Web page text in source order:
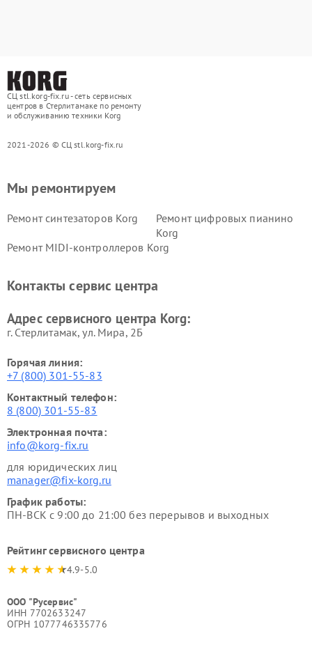
СЦ stl.korg-fix.ru - сеть сервисных
центров в Стерлитамаке по ремонту
и обслуживанию техники Korg
2021-2026 © СЦ stl.korg-fix.ru
Мы ремонтируем
Ремонт синтезаторов Korg
Ремонт цифровых пианино
Korg
Ремонт MIDI-контроллеров Korg
Контакты сервис центра
Адрес сервисного центра Korg:
г. Стерлитамак, ул. Мира, 2Б
Горячая линия:
+7 (800) 301-55-83
Контактный телефон:
8 (800) 301-55-83
Электронная почта:
info@korg-fix.ru
для юридических лиц
manager@fix-korg.ru
График работы:
ПН-ВСК с 9:00 до 21:00 без перерывов и выходных
Рейтинг сервисного центра
4.9-5.0
ООО "Русервис"
ИНН 7702633247
ОГРН 1077746335776